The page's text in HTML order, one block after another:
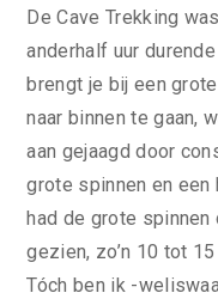
De Cave Trekking
anderhalf uur
brengt je bij een
naar binnen te gaan,
aan gejaagd door
grote spinnen en
had de grote
gezien, zo’n 10 tot
Tóch ben ik -